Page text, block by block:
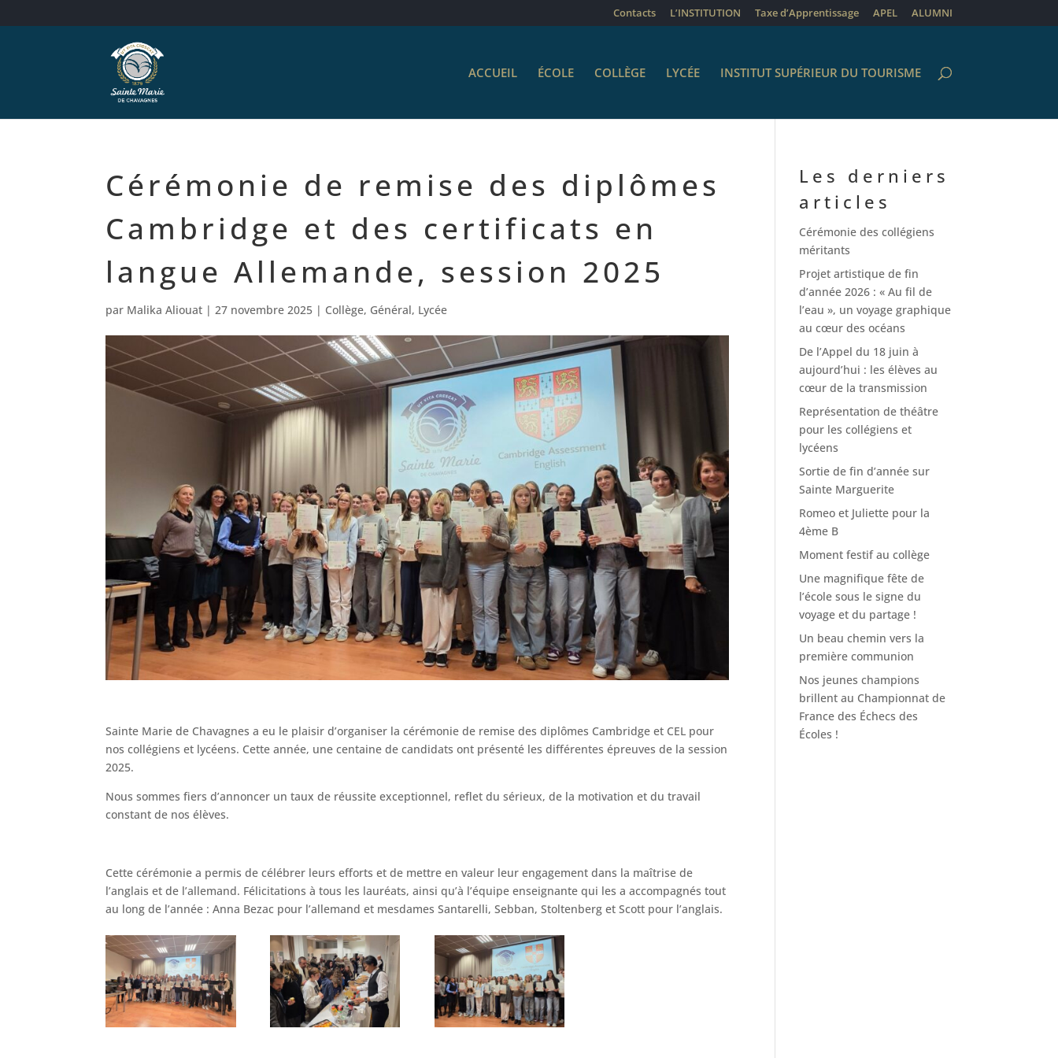
Contacts L’INSTITUTION Taxe d’Apprentissage APEL ALUMNI
ACCUEIL ÉCOLE COLLÈGE LYCÉE INSTITUT SUPÉRIEUR DU TOURISME
Cérémonie de remise des diplômes
Cambridge et des certificats en
langue Allemande, session 2025
par Malika Aliouat |27 novembre 2025 | Collège, Général, Lycée
Sainte Marie de Chavagnes a eu le plaisir d’organiser la cérémonie de remise des diplômes Cambridge et CEL pour
nos collégiens et lycéens. Cette année, une centaine de candidats ont présenté les différentes épreuves de la session
2025.
Nous sommes fiers d’annoncer un taux de réussite exceptionnel, reflet du sérieux, de la motivation et du travail
constant de nos élèves.
Cette cérémonie a permis de célébrer leurs efforts et de mettre en valeur leur engagement dans la maîtrise de
l’anglais et de l’allemand. Félicitations à tous les lauréats, ainsi qu’à l’équipe enseignante qui les a accompagnés tout
au long de l’année : Anna Bezac pour l’allemand et mesdames Santarelli, Sebban, Stoltenberg et Scott pour l’anglais.
Les derniers
articles
Cérémonie des collégiens
méritants
Projet artistique de fin
d’année 2026 : « Au fil de
l’eau », un voyage graphique
au cœur des océans
De l’Appel du 18 juin à
aujourd’hui : les élèves au
cœur de la transmission
Représentation de théâtre
pour les collégiens et
lycéens
Sortie de fin d’année sur
Sainte Marguerite
Romeo et Juliette pour la
4ème B
Moment festif au collège
Une magnifique fête de
l’école sous le signe du
voyage et du partage !
Un beau chemin vers la
première communion
Nos jeunes champions
brillent au Championnat de
France des Échecs des
Écoles !